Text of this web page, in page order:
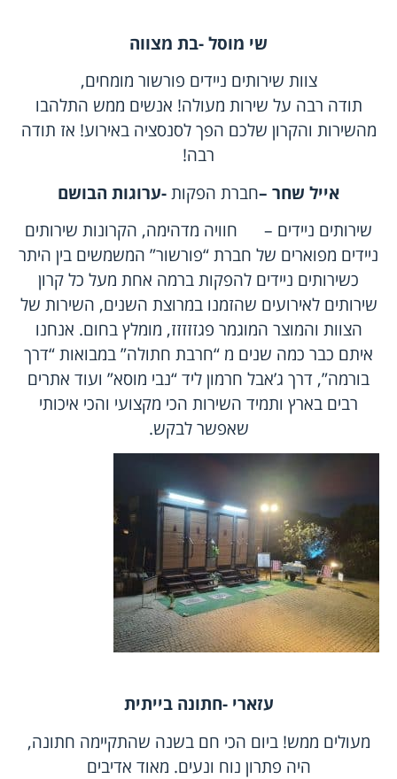
שי מוסל -בת מצווה
צוות שירותים ניידים פורשור מומחים,
תודה רבה על שירות מעולה! אנשים ממש התלהבו
מהשירות והקרון שלכם הפך לסנסציה באירוע! אז תודה
רבה!
אייל שחר –חברת הפקות-ערוגות הבושם
שירותים ניידים – חוויה מדהימה, הקרונות שירותים
ניידים מפוארים של חברת “פורשור” המשמשים בין היתר
כשירותים ניידים להפקות ברמה אחת מעל כל קרון
שירותים לאירועים שהזמנו במרוצת השנים, השירות של
הצוות והמוצר המוגמר פגזזזזז, מומלץ בחום. אנחנו
איתם כבר כמה שנים מ “חרבת חתולה” במבואות “דרך
בורמה”, דרך ג’אבל חרמון ליד “נבי מוסא” ועוד אתרים
רבים בארץ ותמיד השירות הכי מקצועי והכי איכותי
שאפשר לבקש.
עזארי -חתונה בייתית
מעולים ממש! ביום הכי חם בשנה שהתקיימה חתונה,
היה פתרון נוח ונעים. מאוד אדיבים